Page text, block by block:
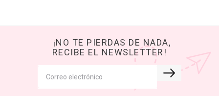
¡NO TE PIERDAS DE NADA,
RECIBE EL NEWSLETTER!